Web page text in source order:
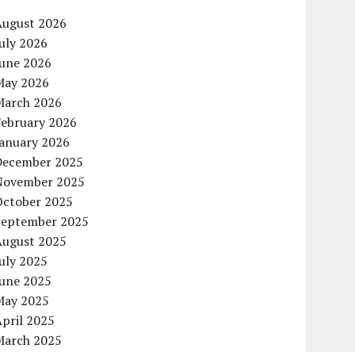
2026
2026
2026
2026
2026
2026
2026
2025
2025
2025
2025
2025
2025
2025
2025
2025
2025